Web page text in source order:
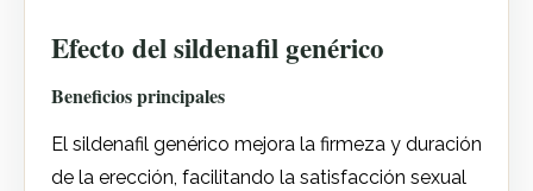
Efecto del sildenafil genérico
Beneficios principales
El sildenafil genérico mejora la firmeza y duración
de la erección, facilitando la satisfacción sexual